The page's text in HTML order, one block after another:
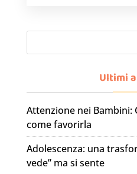
Ultimi
Attenzione nei Bambini:
come favorirla
Adolescenza: una
vede” ma si sente